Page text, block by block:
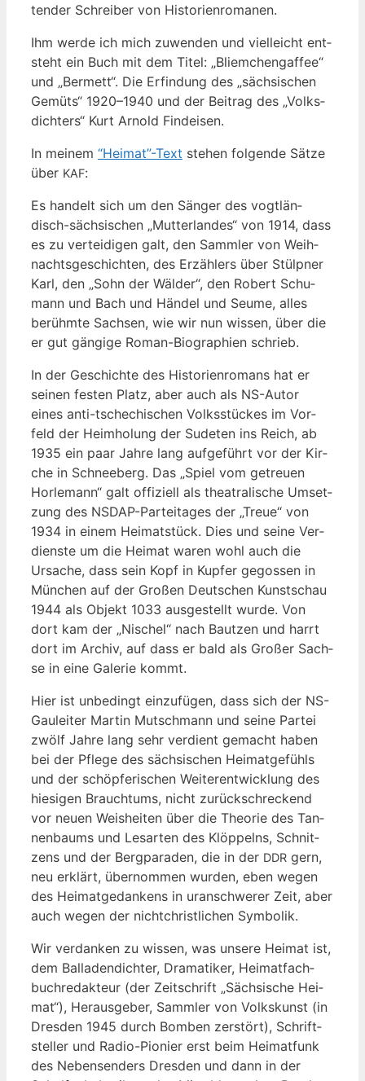
ten­der Schrei­ber von Historienromanen.
Ihm wer­de ich mich zuwen­den und viel­leicht ent­
steht ein Buch mit dem Titel: „Bli­em­chen­gaf­fee“
und „Ber­mett“. Die Erfin­dung des „säch­si­schen
Gemüts“ 1920–1940 und der Bei­trag des „Volks­
dich­ters“ Kurt Arnold Findeisen.
In mei­nem “Heimat”-Text ste­hen fol­gen­de Sät­ze
über KAF:
Es han­delt sich um den Sän­ger des vogt­län­
disch-säch­si­schen „Mut­ter­lan­des“ von 1914, dass
es zu ver­tei­di­gen galt, den Samm­ler von Weih­
nachts­ge­schich­ten, des Erzäh­lers über Stül­pner
Karl, den „Sohn der Wäl­der“, den Robert Schu­
mann und Bach und Hän­del und Seu­me, alles
berühm­te Sach­sen, wie wir nun wis­sen, über die
er gut gän­gi­ge Roman-Bio­gra­phien schrieb.
In der Geschich­te des His­to­ri­en­ro­mans hat er
sei­nen fes­ten Platz, aber auch als NS-Autor
eines anti-tsche­chi­schen Volks­stü­ckes im Vor­
feld der Heim­ho­lung der Sude­ten ins Reich, ab
1935 ein paar Jah­re lang auf­ge­führt vor der Kir­
che in Schnee­berg. Das „Spiel vom getreu­en
Hor­le­mann“ galt offi­zi­ell als thea­tra­li­sche Umset­
zung des NSDAP-Par­tei­ta­ges der „Treue“ von
1934 in einem Hei­mat­stück. Dies und sei­ne Ver­
diens­te um die Hei­mat waren wohl auch die
Ursa­che, dass sein Kopf in Kup­fer gegos­sen in
Mün­chen auf der Gro­ßen Deut­schen Kunst­schau
1944 als Objekt 1033 aus­ge­stellt wur­de. Von
dort kam der „Nischel“ nach Baut­zen und harrt
dort im Archiv, auf dass er bald als Gro­ßer Sach­
se in eine Gale­rie kommt.
Hier ist unbe­dingt ein­zu­fü­gen, dass sich der NS-
Gau­lei­ter Mar­tin Mut­sch­mann und sei­ne Par­tei
zwölf Jah­re lang sehr ver­dient gemacht haben
bei der Pfle­ge des säch­si­schen Hei­mat­ge­fühls
und der schöp­fe­ri­schen Wei­ter­ent­wick­lung des
hie­si­gen Brauch­tums, nicht zurück­schre­ckend
vor neu­en Weis­hei­ten über die Theo­rie des Tan­
nen­baums und Les­ar­ten des Klöp­pelns, Schnit­
zens und der Berg­pa­ra­den, die in der DDR gern,
neu erklärt, über­nom­men wur­den, eben wegen
des Hei­mat­ge­dan­kens in uran­schwe­rer Zeit, aber
auch wegen der nicht­christ­li­chen Symbolik.
Wir ver­dan­ken zu wis­sen, was unse­re Hei­mat ist,
dem Bal­la­den­dich­ter, Dra­ma­ti­ker, Hei­mat­fach­
buch­re­dak­teur (der Zeit­schrift „Säch­si­sche Hei­
mat“), Her­aus­ge­ber, Samm­ler von Volks­kunst (in
Dres­den 1945 durch Bom­ben zer­stört), Schrift­
stel­ler und Radio-Pio­nier erst beim Hei­mat­funk
des Neben­sen­ders Dres­den und dann in der